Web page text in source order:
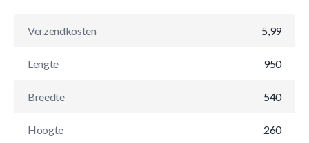
Verzendkosten 5,99
Lengte 950
Breedte 540
Hoogte 260